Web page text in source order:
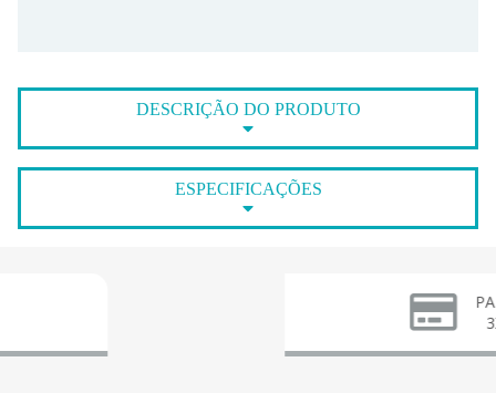
DESCRIÇÃO DO PRODUTO
ESPECIFICAÇÕES
PARCELE
3X SEM